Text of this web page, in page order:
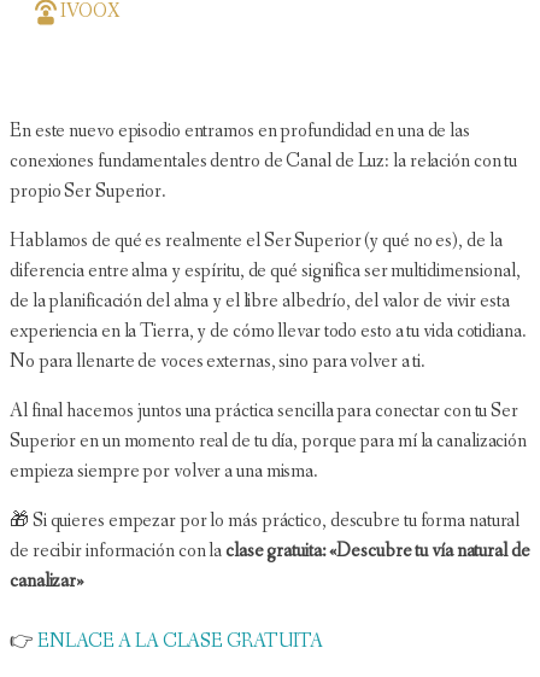
IVOOX
En este nuevo episodio entramos en profundidad en una de las
conexiones fundamentales dentro de Canal de Luz: la relación con tu
propio Ser Superior.
Hablamos de qué es realmente el Ser Superior (y qué no es), de la
diferencia entre alma y espíritu, de qué significa ser multidimensional,
de la planificación del alma y el libre albedrío, del valor de vivir esta
experiencia en la Tierra, y de cómo llevar todo esto a tu vida cotidiana.
No para llenarte de voces externas, sino para volver a ti.
Al final hacemos juntos una práctica sencilla para conectar con tu Ser
Superior en un momento real de tu día, porque para mí la canalización
empieza siempre por volver a una misma.
🎁 Si quieres empezar por lo más práctico, descubre tu forma natural
de recibir información con laclase gratuita: «Descubre tu vía natural de
canalizar»
👉ENLACE A LA CLASE GRATUITA